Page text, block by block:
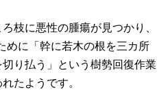
枝に悪性の腫瘍が見つかり、
めに「幹に若木の根を三カ所
り払う」という樹勢回復作業
たようです。